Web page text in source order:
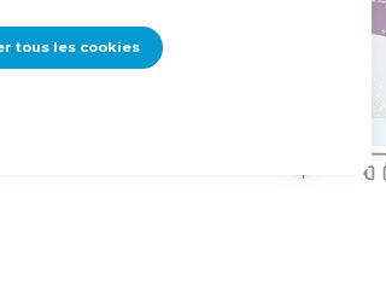
une Bible imprimée, rendez-vous sur www.editionsbiblio.fr
tous les cookies